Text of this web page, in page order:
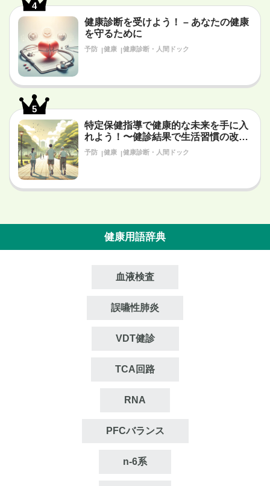
4
健康診断を受けよう！ – あなたの健康
を守るために
予防 健康 健康診断・人間ドック
5
特定保健指導で健康的な未来を手に入
れよう！〜健診結果で生活習慣の改善
が必要だと言われたあなたへ〜
予防 健康 健康診断・人間ドック
健康用語辞典
血液検査
誤嚥性肺炎
VDT健診
TCA回路
RNA
PFCバランス
n‐6系